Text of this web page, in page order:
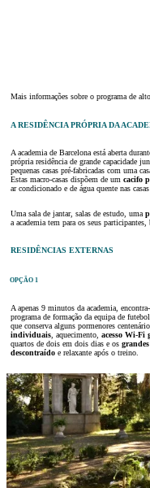
Mais informações sobre o programa de
A RESIDÊNCIA PRÓPRIA DA
A academia de Barcelona está aberta
própria residência de grande capacidade
pequenas casas pré-fabricadas com uma
Estas macro-casas dispõem de um cacifo
ar condicionado e de água quente nas casas
Uma sala de jantar, salas de estudo, uma
a academia tem para os seus
RESIDÊNCIAS EXTERNAS
OPÇÃO 1
A apenas 9 minutos da academia,
programa de formação da equipa de
que conserva alguns pormenores
individuais, aquecimento, acesso Wi-Fi
quartos de dois em dois dias e os
descontraído e relaxante após o treino.